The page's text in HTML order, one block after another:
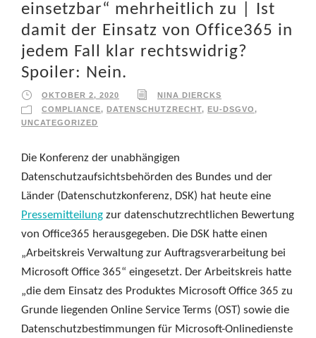
einsetzbar“ mehrheitlich zu | Ist
damit der Einsatz von Office365 in
jedem Fall klar rechtswidrig?
Spoiler: Nein.
OKTOBER 2, 2020
NINA DIERCKS
COMPLIANCE, DATENSCHUTZRECHT, EU-DSGVO,
UNCATEGORIZED
Die Konferenz der unabhängigen
Datenschutzaufsichtsbehörden des Bundes und der
Länder (Datenschutzkonferenz, DSK) hat heute eine
Pressemitteilung zur datenschutzrechtlichen Bewertung
von Office365 herausgegeben. Die DSK hatte einen
„Arbeitskreis Verwaltung zur Auftragsverarbeitung bei
Microsoft Office 365“ eingesetzt. Der Arbeitskreis hatte
„die dem Einsatz des Produktes Microsoft Office 365 zu
Grunde liegenden Online Service Terms (OST) sowie die
Datenschutzbestimmungen für Microsoft-Onlinedienste